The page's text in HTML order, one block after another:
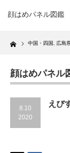
顔はめパネル図鑑
Home 中国・四国 広島
顔はめパネル
8.10
2020
えび